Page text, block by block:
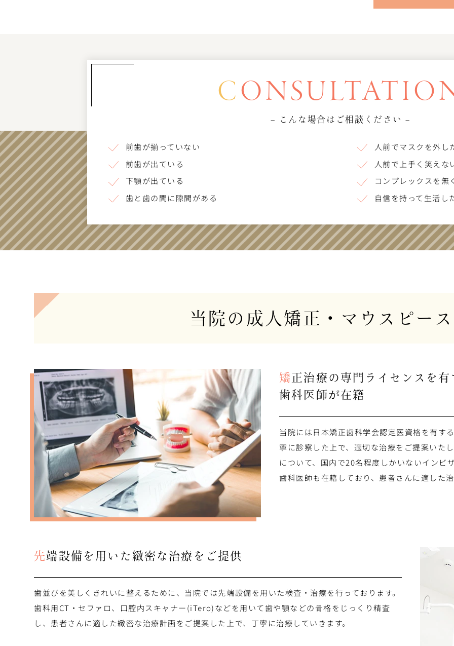
C
– こんな場合はご相談ください –
前歯が揃っていない
人前でマスクを外し
前歯が出ている
人前で上手く笑えな
下顎が出ている
コンプレックスを無
歯と歯の間に隙間がある
自信を持って生活し
当院の成人矯正・ マウスピー
矯正治療の専門ライセンスを
歯科医師が在籍
当院には日本矯正歯科学会認定医資格を有す
寧に診察した上で、適切な治療をご提案いた
について、国内で20名程度しかいないインビ
歯科医師も在籍しており、患者さんに適した
先端設備を用いた緻密な治療をご提供
歯並びを美しくきれいに整えるために、当院では先端設備を用いた検査・治療を行っております。
歯科用CT・セファロ、口腔内スキャナー(iTero)などを用いて歯や顎などの骨格をじっくり精査
し、患者さんに適した緻密な治療計画をご提案した上で、丁寧に治療していきます。